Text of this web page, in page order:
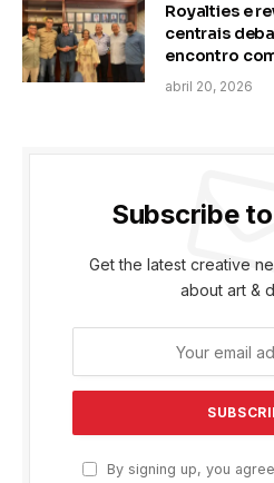
Royalties e
centrais
encontro
abril 20, 2026
Subscribe
Get the latest creative
about art &
By signing up, you